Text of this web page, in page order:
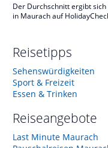
Der Durchschnitt ergibt
in Maurach auf
Reisetipps
Sehenswürdigkeiten
Sport & Freizeit
Essen & Trinken
Reiseangebote
Last Minute Maurach